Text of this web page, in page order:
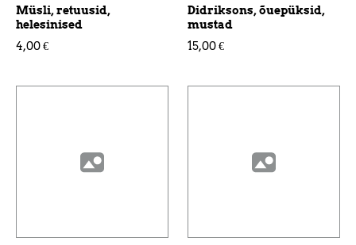
Müsli, retuusid,
helesinised
4,00 €
Didriksons, õuepüksid,
mustad
15,00 €